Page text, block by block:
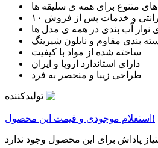
متنوع برای همه ی سلیقه ها
و خدمات پس از فروش
نوار آب بندی در همه ی مدل ها
بندی مقاوم و نایلون شیرینگ
ساخته شده از مواد با کیفیت
دارای استاندارد اروپا و ایران
طراحی زیبا و منحصر به فرد
تولیدکننده
استعلام موجودی و قیمت این محصول!